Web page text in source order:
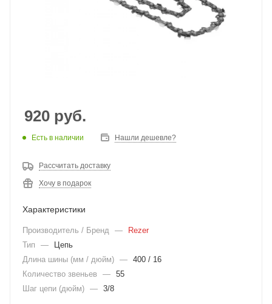
920 руб.
Есть в наличии Нашли дешевле?
Рассчитать доставку
Хочу в подарок
Характеристики
Производитель / Бренд —
Rezer
Тип
—
Цепь
Длина шины (мм / дюйм) — 400 / 16
Количество звеньев
— 55
Шаг цепи (дюйм) — 3/8